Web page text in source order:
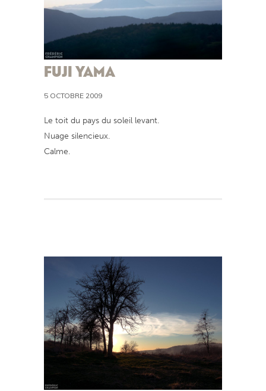
FUJI YAMA
5 OCTOBRE 2009
Le toit du pays du soleil levant.
Nuage silencieux.
Calme.